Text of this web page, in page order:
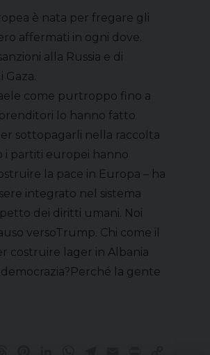
è nata per fregare gli
affermati in ogni dove.
alla Russia e di
Gaza.
come purtroppo fino a
lo hanno fatto
sottopagarli nella raccolta
i partiti europei hanno
la pace in Europa – ha
integrato nel sistema
dei diritti umani. Noi
versoTrump. Chi come il
costruire lager in Albania
la gente